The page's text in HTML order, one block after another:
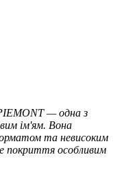
— одна з
ім'ям. Вона
та невисоким
покриття особливим